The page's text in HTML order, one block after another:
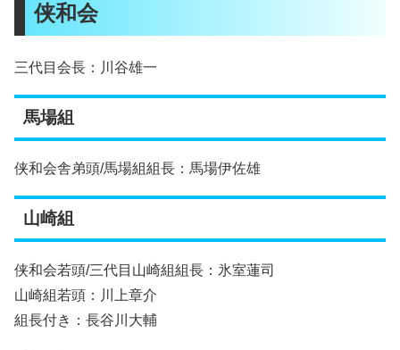
侠和会
三代目会長：川谷雄一
馬場組
侠和会舎弟頭/馬場組組長：馬場伊佐雄
山崎組
侠和会若頭/三代目山崎組組長：氷室蓮司
山崎組若頭：川上章介
組長付き：長谷川大輔